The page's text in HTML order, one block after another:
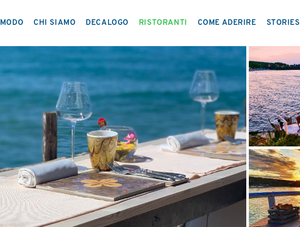
CHI SIAMO DECALOGO RISTORANTI COME ADERIRE STORIES